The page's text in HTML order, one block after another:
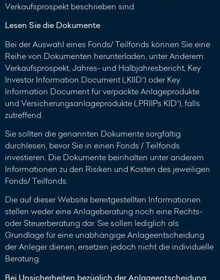
Verkaufsprospekt beschrieben sind.
Lesen Sie die Dokumente
Bei der Auswahl eines Fonds/ Teilfonds können Sie eine
Reihe von Dokumenten herunterladen, unter Anderem:
Verkaufsprospekt, Jahres- und Halbjahresbericht, Key
Investor Information Document („KIID“) oder Key
Information Document für verpackte Anlageprodukte
und Versicherungsanlageprodukte („PRIIPs KID“), falls
zutreffend.
Sie sollten die genannten Dokumente sorgfältig
durchlesen, bevor Sie in einen Fonds / Teilfonds
investieren. Die Dokumente beinhalten unter anderem
Informationen zu den Risiken und Kosten des jeweiligen
Fonds/ Teilfonds.
Die auf dieser Website bereitgestellten Informationen
stellen weder eine Anlageberatung noch eine Rechts-
oder Steuerberatung dar. Sie sollen lediglich als
Grundlage für eine unabhängige Anlageentscheidung
der Anleger dienen, ersetzen jedoch nicht die individuelle
Beratung.
Bei Unsicherheiten bezüglich der Anlageentscheidung